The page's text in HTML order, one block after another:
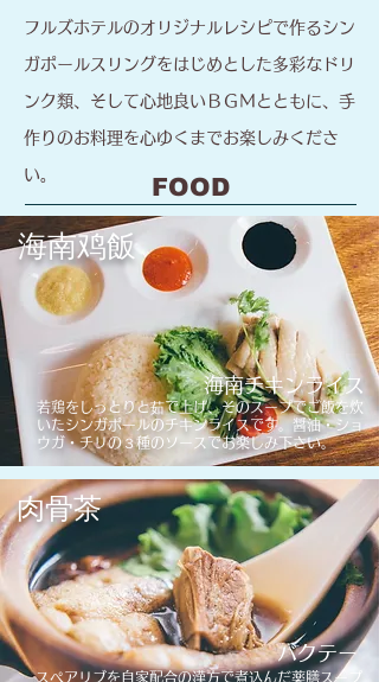
フルズホテルのオリジナルレシピで作るシン
ガポールスリングをはじめとした多彩なドリ
ンク類、そして心地良いＢＧＭとともに、手
作りのお料理を心ゆくまでお楽しみくださ
い。 ​FOOD
​若鶏をしっとりと茹で上げ、そのスープでご飯を炊
いたシンガポールのチキンライスです。醤油・ショ
ウガ・チリの３種の​ソースでお楽しみ下さい。
海南鸡飯
海南チキンライス
​スペアリブを自家配合の漢方で煮込んだ薬膳スープ
​肉骨茶
バクテー